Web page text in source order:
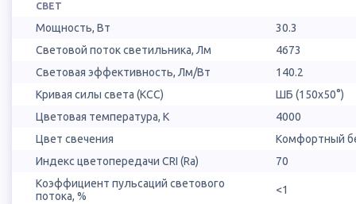
СВЕТ
Мощность, Вт
30.3
Световой поток светильника, Лм
4673
Световая эффективность, Лм/Вт
140.2
Кривая силы света (КСС)
ШБ (150х50°)
Цветовая температура, К
4000
Цвет свечения
Комфортный
Индекс цветопередачи CRI (Ra)
70
Коэффициент пульсаций светового
потока, %
<1